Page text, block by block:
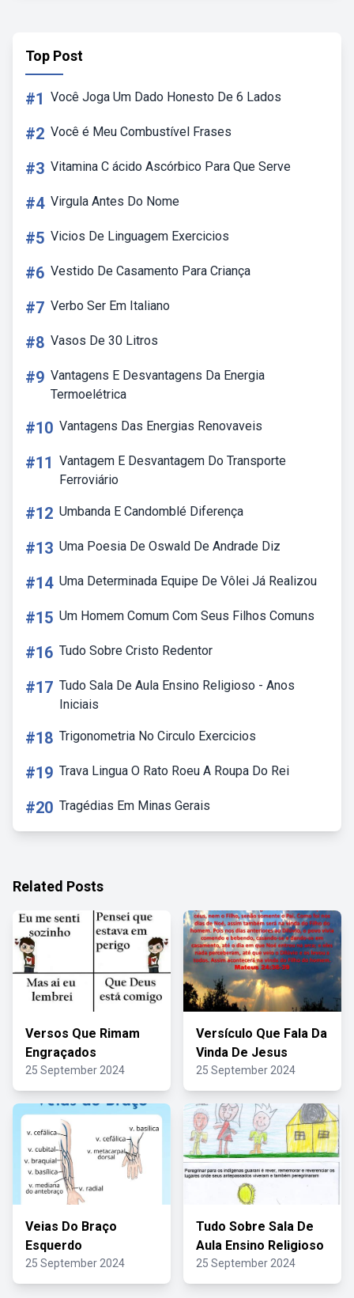
Top Post
#1 Você Joga Um Dado Honesto De 6 Lados
#2 Você é Meu Combustível Frases
#3 Vitamina C ácido Ascórbico Para Que Serve
#4 Virgula Antes Do Nome
#5 Vicios De Linguagem Exercicios
#6 Vestido De Casamento Para Criança
#7 Verbo Ser Em Italiano
#8 Vasos De 30 Litros
#9 Vantagens E Desvantagens Da Energia
Termoelétrica
#10 Vantagens Das Energias Renovaveis
#11 Vantagem E Desvantagem Do Transporte
Ferroviário
#12 Umbanda E Candomblé Diferença
#13 Uma Poesia De Oswald De Andrade Diz
#14 Uma Determinada Equipe De Vôlei Já Realizou
#15 Um Homem Comum Com Seus Filhos Comuns
#16 Tudo Sobre Cristo Redentor
#17 Tudo Sala De Aula Ensino Religioso - Anos
Iniciais
#18 Trigonometria No Circulo Exercicios
#19 Trava Lingua O Rato Roeu A Roupa Do Rei
#20 Tragédias Em Minas Gerais
Related Posts
Versos Que Rimam
Engraçados
25 September 2024
Versículo Que Fala Da
Vinda De Jesus
25 September 2024
Veias Do Braço
Esquerdo
25 September 2024
Tudo Sobre Sala De
Aula Ensino Religioso
25 September 2024